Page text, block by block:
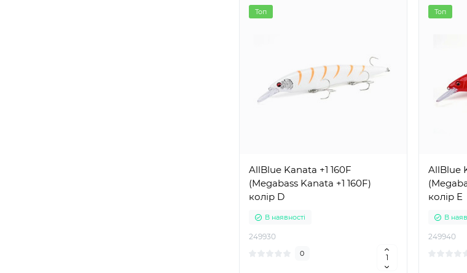
Топ
AllBlue Kanata +1 160F
(Megabass Kanata +1 160F)
колір D
В наявності
249930
0
Топ
AllBlue
колір E
В
249940